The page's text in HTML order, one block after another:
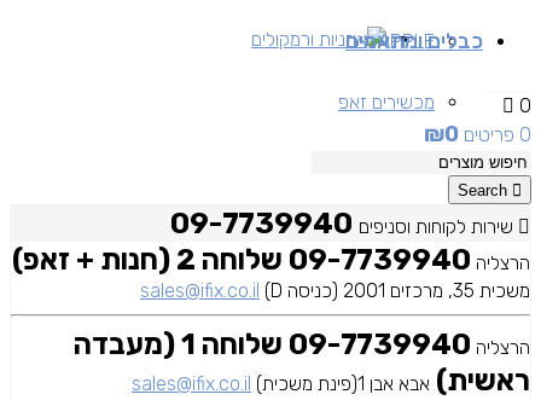
אוזניות ורמקולים APPLE
מכשירים זאפ
כבלים ומתאמים
0
0 פריטים
₪0
Search
שירות לקוחות וסניפים
הרצליה 09-7739940 שלוחה 2 (חנות + זאפ)
משכית 35, מרכזים 2001 (כניסה D) sales@ifix.co.il
הרצליה
09-7739940 שלוחה 1 (מעבדה
ראשית) אבא אבן 1(פינת משכית) sales@ifix.co.il